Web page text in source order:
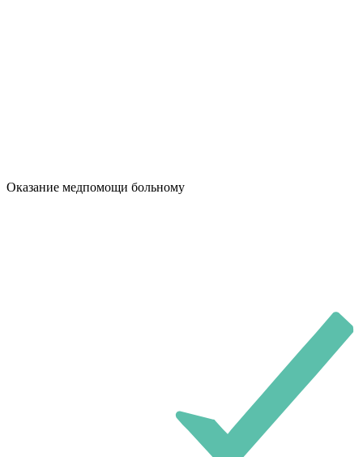
Оказание медпомощи больному